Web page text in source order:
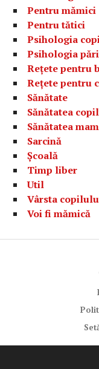
Pentru mămici
Pentru tătici
Psihologia
Psihologia
Rețete pentru
Rețete pentru
Sănătate
Sănătatea
Sănătatea
Sarcină
Școală
Timp liber
Util
Vârsta
Voi fi mămică